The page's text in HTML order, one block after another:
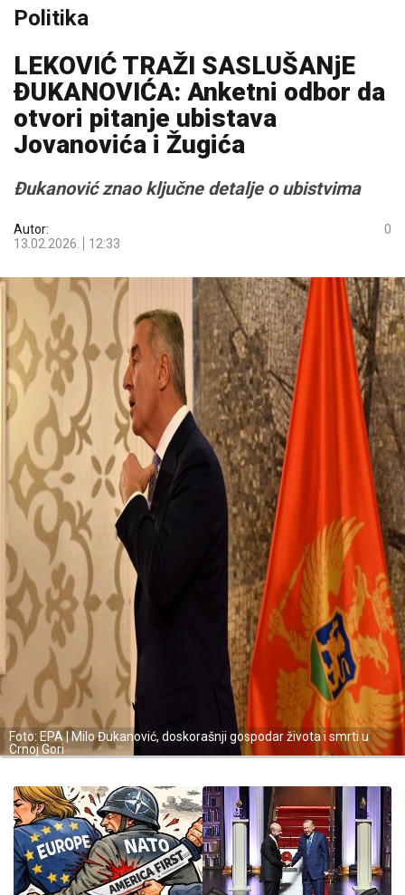
Politika
LEKOVIĆ TRAŽI SASLUŠANjE
ĐUKANOVIĆA: Anketni odbor da
otvori pitanje ubistava
Jovanovića i Žugića
Đukanović znao ključne detalje o ubistvima
Autor:
13.02.2026.
12:33
0
Foto: EPA | Milo Đukanović, doskorašnji gospodar života i smrti u
Crnoj Gori